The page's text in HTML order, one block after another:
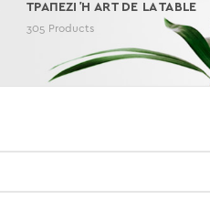
ΤΡΑΠΕΖΙ Ή ART DE LA TABLE
305 Products